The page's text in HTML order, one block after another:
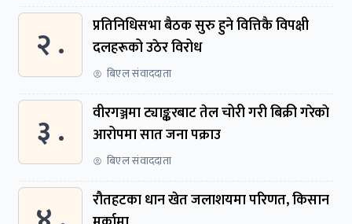
२ .
प्रतिनिधिसभा बैठक सुरु हुने वित्तिकै विपक्षी
दलहरूको उठेर विरोध
बिएल संवाददाता
३ .
वीरगञ्जमा ट्याङ्करबाट तेल चोरी गरी बिक्री गरेकाे
आरोपमा सात जना पक्राउ
बिएल संवाददाता
रौतहटका धान खेत जलाशयमा परिणत, किसान